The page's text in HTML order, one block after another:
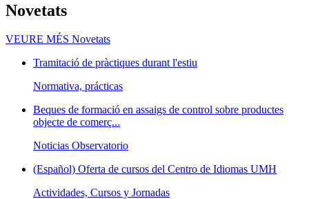
Novetats
VEURE MÉS Novetats
Tramitació de pràctiques durant l'estiu
Normativa, prácticas
Beques de formació en assaigs de control sobre productes
objecte de comerç...
Noticias Observatorio
(Español) Oferta de cursos del Centro de Idiomas UMH
Actividades, Cursos y Jornadas